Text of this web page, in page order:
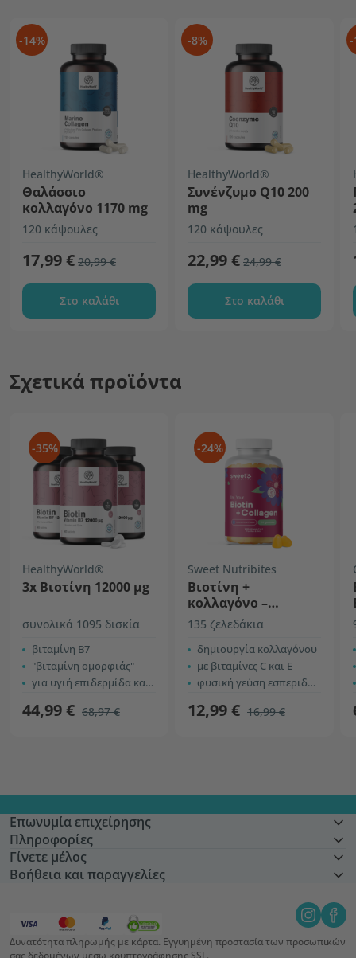
-14%
HealthyWorld®
Θαλάσσιο
κολλαγόνο 1170 mg
120 κάψουλες
17,99 € 20,99 €
Στο καλάθι
-8%
HealthyWorld®
Συνένζυμο Q10 200
mg
120 κάψουλες
22,99 € 24,99 €
Στο καλάθι
-
Σχετικά προϊόντα
-35%
HealthyWorld®
3x Βιοτίνη 12000 µg
συνολικά 1095 δισκία
βιταμίνη B7
"βιταμίνη ομορφιάς"
για υγιή επιδερμίδα και μαλλιά
44,99 € 68,97 €
-24%
Sweet Nutribites
Βιοτίνη +
κολλαγόνο –
ζελεδάκια για
μαλλιά, δέρμα και
νύχια
135 ζελεδάκια
δημιουργία κολλαγόνου
με βιταμίνες C και E
φυσική γεύση εσπεριδοειδών
12,99 € 16,99 €
Επωνυμία επιχείρησης
Πληροφορίες
Γίνετε μέλος
Βοήθεια και παραγγελίες
Δυνατότητα πληρωμής με κάρτα. Εγγυημένη προστασία των προσωπικών
σας δεδομένων μέσω κρυπτογράφησης SSL.